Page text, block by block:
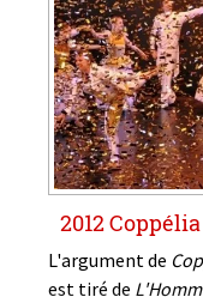
2012 Coppélia
L'argument de
est tiré de